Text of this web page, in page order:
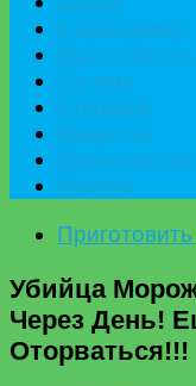
Убийца
Через День!
Оторваться!!!